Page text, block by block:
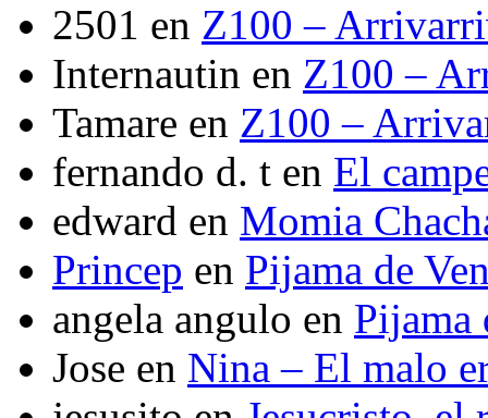
2501 en Z100 –
Internautin en Z100 –
Tamare en Z100 –
fernando d. t en El
edward en Momia
Princep en Pijama de
angela angulo en Pijama
Jose en Nina – El malo